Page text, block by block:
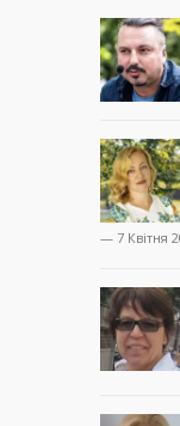
— 7 Квітня